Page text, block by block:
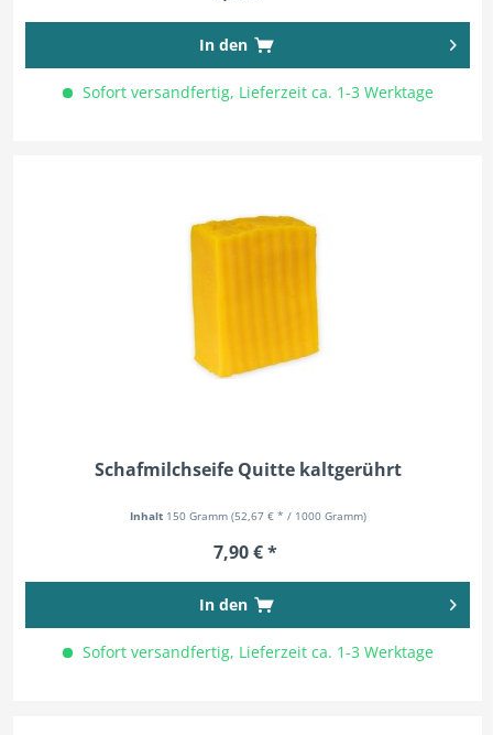
In den
Sofort versandfertig, Lieferzeit ca. 1-3 Werktage
Schafmilchseife Quitte kaltgerührt
Inhalt 150 Gramm (52,67 € * / 1000 Gramm)
7,90 € *
In den
Sofort versandfertig, Lieferzeit ca. 1-3 Werktage